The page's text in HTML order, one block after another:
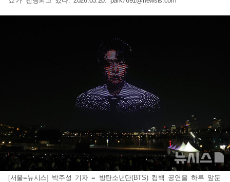
[서울=뉴시스] 박주성 기자 = 방탄소년단(BTS) 컴백 공연을 하루 앞둔